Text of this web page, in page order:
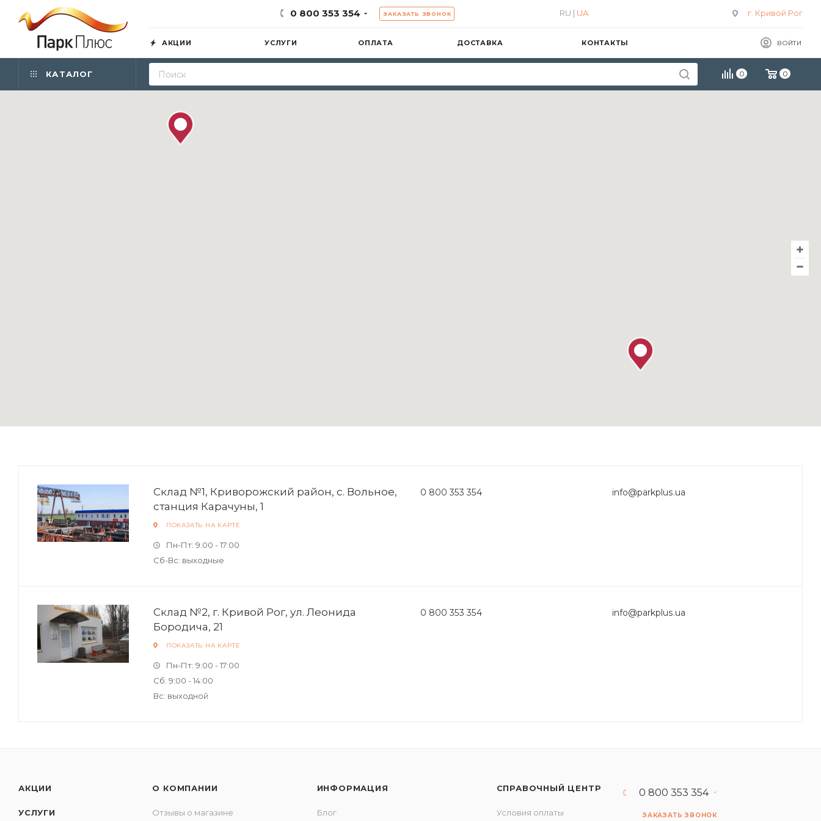
0 800 353 354 ЗАКАЗАТЬ ЗВОНОК г. Кривой Рог
RU | UA
ВОЙТИ
АКЦИИ УСЛУГИ ОПЛАТА ДОСТАВКА КОНТАКТЫ
0 0
КАТАЛОГ
Склад №1, Криворожский район, с. Вольное,
станция Карачуны, 1
ПОКАЗАТЬ НА КАРТЕ
Пн-Пт: 9:00 - 17:00
Сб-Вс: выходные
0 800 353 354 info@parkplus.ua
Склад №2, г. Кривой Рог, ул. Леонида
Бородича, 21
ПОКАЗАТЬ НА КАРТЕ
Пн-Пт: 9:00 - 17:00
Сб: 9:00 - 14:00
Вс: выходной
0 800 353 354 info@parkplus.ua
АКЦИИ
УСЛУГИ
О КОМПАНИИ
Отзывы о магазине
ИНФОРМАЦИЯ
Блог
СПРАВОЧНЫЙ ЦЕНТР
Условия оплаты
0 800 353 354
ЗАКАЗАТЬ ЗВОНОК